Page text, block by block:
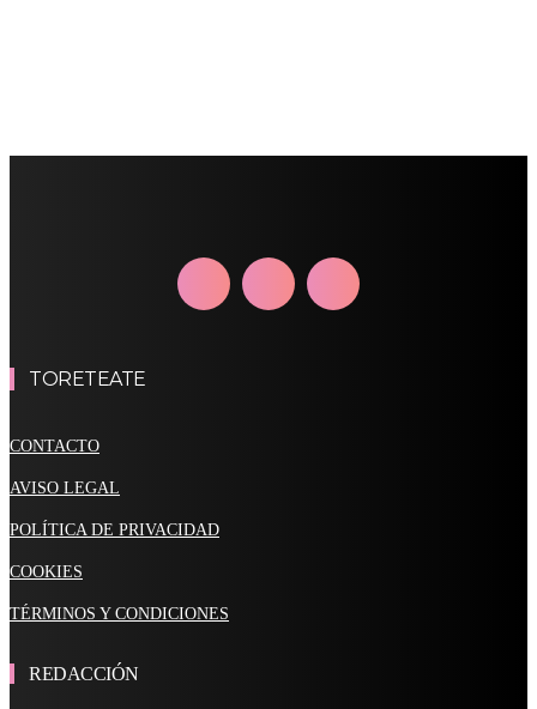
TORETEATE
CONTACTO
AVISO LEGAL
POLÍTICA DE PRIVACIDAD
COOKIES
TÉRMINOS Y CONDICIONES
REDACCIÓN